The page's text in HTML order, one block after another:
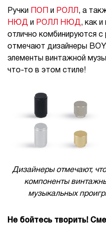
Ручки ПОП и РОЛЛ , а
НЮД и РОЛЛ НЮД, как и
отлично комбинируются
отмечают дизайнеры
элементы винтажной
что-то в этом стиле!
Дизайнеры отмечают,
компоненты
музыкальных
Не бойтесь творить!